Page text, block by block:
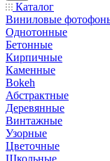
Каталог
Виниловые
Однотонные
Бетонные
Кирпичные
Каменные
Bokeh
Абстрактные
Деревянные
Винтажные
Узорные
Цветочные